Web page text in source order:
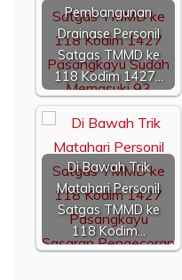
Pembangunan
Drainase Personil
Satgas TMMD ke
118 Kodim 1427…
Di Bawah Trik
Matahari Personil
Satgas TMMD ke
118 Kodim…